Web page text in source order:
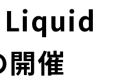
ブ
催